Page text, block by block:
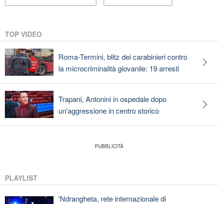
TOP VIDEO
Roma-Termini, blitz dei carabinieri contro
la microcriminalità giovanile: 19 arresti
Trapani, Antonini in ospedale dopo
un'aggressione in centro storico
PLAYLIST
'Ndrangheta, rete internazionale di